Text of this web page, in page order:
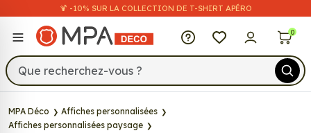
🍹 -10% SUR LA COLLECTION DE T-SHIRT APÉRO
MPA Déco 0
MPA Déco
Affiches personnalisées
Affiches personnalisées paysage